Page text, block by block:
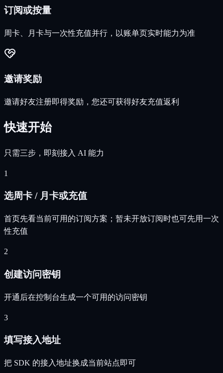
订阅或按量
周卡、月卡与一次性充值并行，以账单页实时能力为准
邀请奖励
邀请好友注册即得奖励，您还可获得好友充值返利
快速开始
只需三步，即刻接入 AI 能力
1
选周卡 / 月卡或充值
首页先看当前可用的订阅方案；暂未开放订阅时也可先用一次
性充值
2
创建访问密钥
开通后在控制台生成一个可用的访问密钥
3
填写接入地址
把 SDK 的接入地址换成当前站点即可